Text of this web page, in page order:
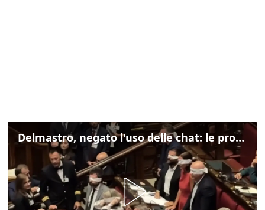
Delmastro, negato l'uso delle chat: le proteste di Avs e M5s